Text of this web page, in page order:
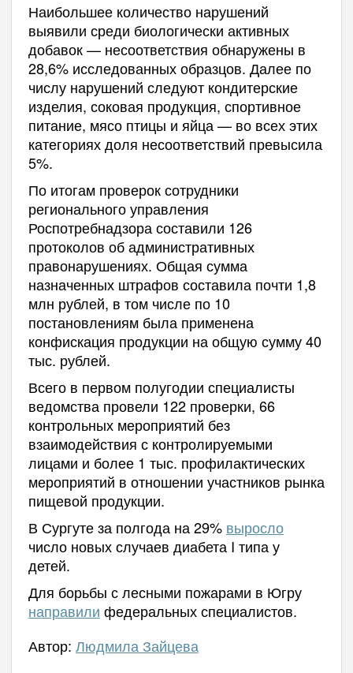
Наибольшее количество нарушений
выявили среди биологически активных
добавок — несоответствия обнаружены в
28,6% исследованных образцов. Далее по
числу нарушений следуют кондитерские
изделия, соковая продукция, спортивное
питание, мясо птицы и яйца — во всех этих
категориях доля несоответствий превысила
5%.
По итогам проверок сотрудники
регионального управления
Роспотребнадзора составили 126
протоколов об административных
правонарушениях. Общая сумма
назначенных штрафов составила почти 1,8
млн рублей, в том числе по 10
постановлениям была применена
конфискация продукции на общую сумму 40
тыс. рублей.
Всего в первом полугодии специалисты
ведомства провели 122 проверки, 66
контрольных мероприятий без
взаимодействия с контролируемыми
лицами и более 1 тыс. профилактических
мероприятий в отношении участников рынка
пищевой продукции.
В Сургуте за полгода на 29% выросло
число новых случаев диабета I типа у
детей.
Для борьбы с лесными пожарами в Югру
направили федеральных специалистов.
Автор: Людмила Зайцева